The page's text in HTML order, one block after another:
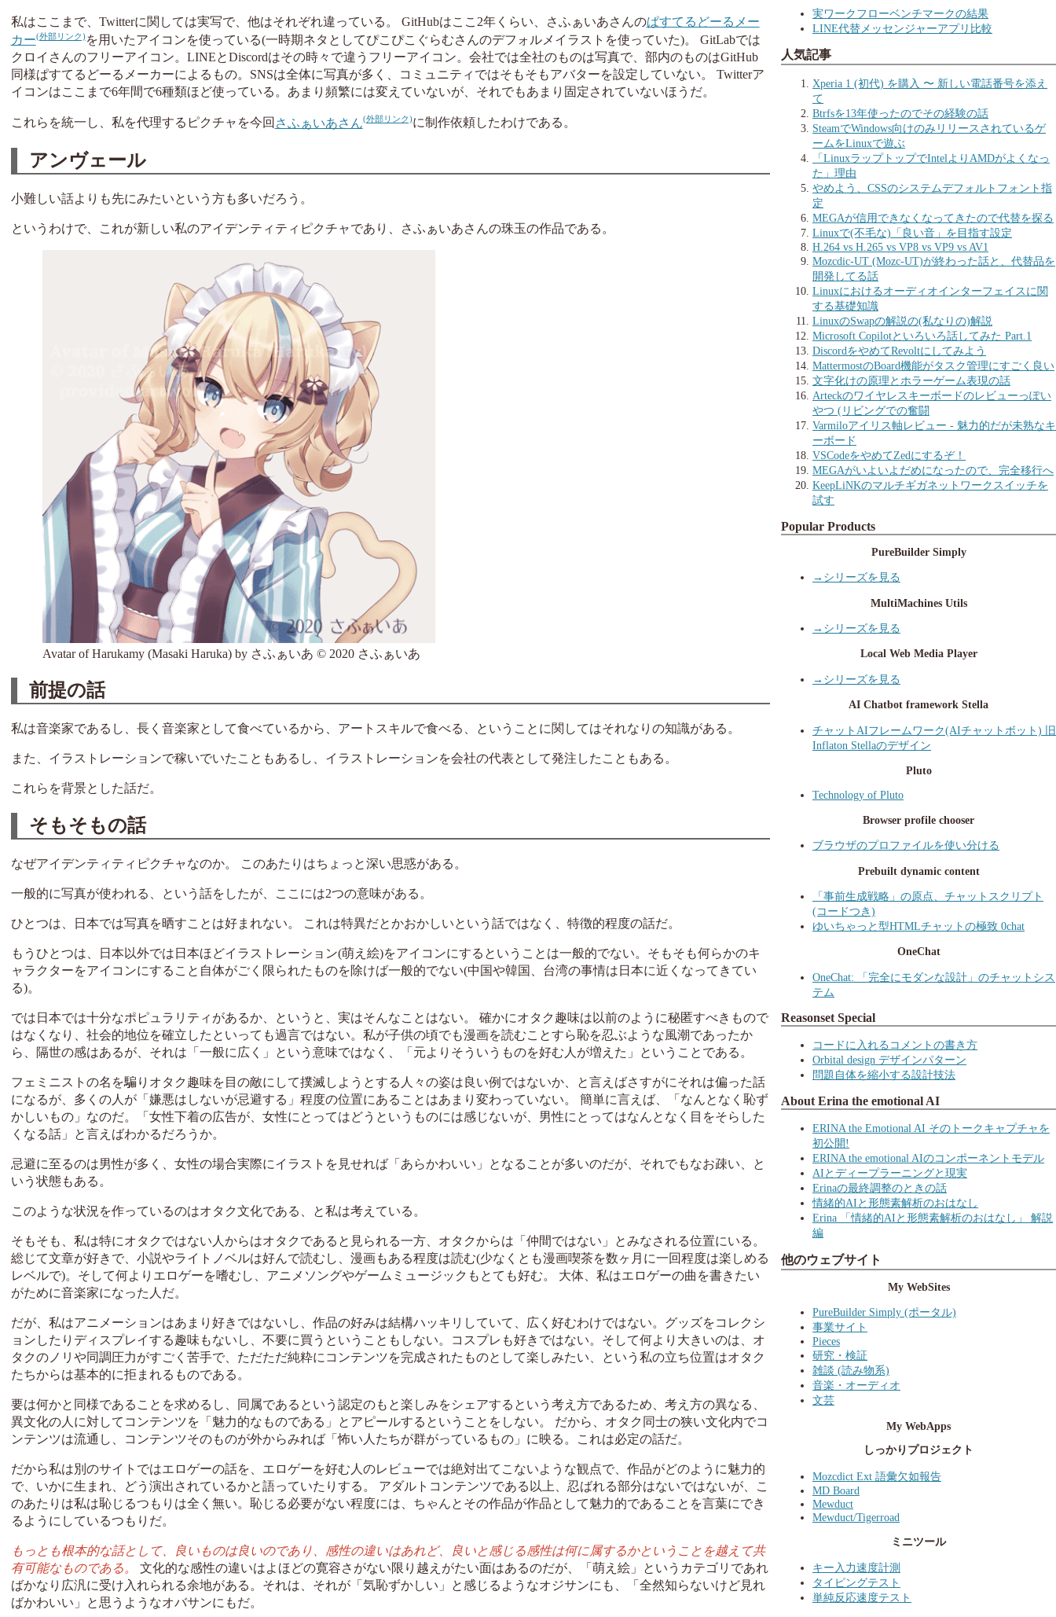
私はここまで、Twitterに関しては実写で、他はそれぞれ違っている。 GitHubはここ2年くらい、さふぁいあさんのぱすてるどーるメー
カー
を用いたアイコンを使っている(一時期ネタとしてぴこぴこぐらむさんのデフォルメイラストを使っていた)。 GitLabでは
クロイさんのフリーアイコン。LINEとDiscordはその時々で違うフリーアイコン。会社では全社のものは写真で、部内のものはGitHub
同様ぱすてるどーるメーカーによるもの。SNSは全体に写真が多く、コミュニティではそもそもアバターを設定していない。 Twitterア
イコンはここまで6年間で6種類ほど使っている。あまり頻繁には変えていないが、それでもあまり固定されていないほうだ。
これらを統一し、私を代理するピクチャを今回 さふぁいあさん に制作依頼したわけである。
アンヴェール
小難しい話よりも先にみたいという方も多いだろう。
というわけで、これが新しい私のアイデンティティピクチャであり、さふぁいあさんの珠玉の作品である。
Avatar of Harukamy (Masaki Haruka) by さふぁいあ © 2020 さふぁいあ
前提の話
私は音楽家であるし、長く音楽家として食べているから、アートスキルで食べる、ということに関してはそれなりの知識がある。
また、イラストレーションで稼いでいたこともあるし、イラストレーションを会社の代表として発注したこともある。
これらを背景とした話だ。
そもそもの話
なぜアイデンティティピクチャなのか。 このあたりはちょっと深い思惑がある。
一般的に写真が使われる、という話をしたが、ここには2つの意味がある。
ひとつは、日本では写真を晒すことは好まれない。 これは特異だとかおかしいという話ではなく、特徴的程度の話だ。
もうひとつは、日本以外では日本ほどイラストレーション(萌え絵)をアイコンにするということは一般的でない。そもそも何らかのキ
ャラクターをアイコンにすること自体がごく限られたものを除けば一般的でない(中国や韓国、台湾の事情は日本に近くなってきてい
る)。
では日本では十分なポピュラリティがあるか、というと、実はそんなことはない。 確かにオタク趣味は以前のように秘匿すべきもので
はなくなり、社会的地位を確立したといっても過言ではない。私が子供の頃でも漫画を読むことすら恥を忍ぶような風潮であったか
ら、隔世の感はあるが、それは「一般に広く」という意味ではなく、「元よりそういうものを好む人が増えた」ということである。
フェミニストの名を騙りオタク趣味を目の敵にして撲滅しようとする人々の姿は良い例ではないか、と言えばさすがにそれは偏った話
になるが、多くの人が「嫌悪はしないが忌避する」程度の位置にあることはあまり変わっていない。 簡単に言えば、「なんとなく恥ず
かしいもの」なのだ。「女性下着の広告が、女性にとってはどうというものには感じないが、男性にとってはなんとなく目をそらした
くなる話」と言えばわかるだろうか。
忌避に至るのは男性が多く、女性の場合実際にイラストを見せれば「あらかわいい」となることが多いのだが、それでもなお疎い、と
いう状態もある。
このような状況を作っているのはオタク文化である、と私は考えている。
そもそも、私は特にオタクではない人からはオタクであると見られる一方、オタクからは「仲間ではない」とみなされる位置にいる。
総じて文章が好きで、小説やライトノベルは好んで読むし、漫画もある程度は読む(少なくとも漫画喫茶を数ヶ月に一回程度は楽しめる
レベルで)。そして何よりエロゲーを嗜むし、アニメソングやゲームミュージックもとても好む。 大体、私はエロゲーの曲を書きたい
がために音楽家になった人だ。
だが、私はアニメーションはあまり好きではないし、作品の好みは結構ハッキリしていて、広く好むわけではない。グッズをコレクシ
ョンしたりディスプレイする趣味もないし、不要に買うということもしない。コスプレも好きではない。そして何より大きいのは、オ
タクのノリや同調圧力がすごく苦手で、ただただ純粋にコンテンツを完成されたものとして楽しみたい、という私の立ち位置はオタク
たちからは基本的に拒まれるものである。
要は何かと同様であることを求めるし、同属であるという認定のもと楽しみをシェアするという考え方であるため、考え方の異なる、
異文化の人に対してコンテンツを「魅力的なものである」とアピールするということをしない。 だから、オタク同士の狭い文化内でコ
ンテンツは流通し、コンテンツそのものが外からみれば「怖い人たちが群がっているもの」に映る。これは必定の話だ。
だから私は別のサイトではエロゲーの話を、エロゲーを好む人のレビューでは絶対出てこないような観点で、作品がどのように魅力的
で、いかに生まれ、どう演出されているかと語っていたりする。 アダルトコンテンツである以上、忍ばれる部分はないではないが、こ
のあたりは私は恥じるつもりは全く無い。恥じる必要がない程度には、ちゃんとその作品が作品として魅力的であることを言葉にでき
るようにしているつもりだ。
もっとも根本的な話として、良いものは良いのであり、感性の違いはあれど、良いと感じる感性は何に属するかということを越えて共
有可能なものである。
文化的な感性の違いはよほどの寛容さがない限り越えがたい面はあるのだが、「萌え絵」というカテゴリであれ
ばかなり広汎に受け入れられる余地がある。それは、それが「気恥ずかしい」と感じるようなオジサンにも、「全然知らないけど見れ
ばかわいい」と思うようなオバサンにもだ。
実ワークフローベンチマークの結果
LINE代替メッセンジャーアプリ比較
人気記事
Xperia 1 (初代) を購入 〜 新しい電話番号を添え
て
Btrfsを13年使ったのでその経験の話
SteamでWindows向けのみリリースされているゲ
ームをLinuxで遊ぶ
「LinuxラップトップでIntelよりAMDがよくなっ
た」理由
やめよう、CSSのシステムデフォルトフォント指
定
MEGAが信用できなくなってきたので代替を探る
Linuxで(不毛な)「良い音」を目指す設定
H.264 vs H.265 vs VP8 vs VP9 vs AV1
Mozcdic-UT (Mozc-UT)が終わった話と、代替品を
開発してる話
Linuxにおけるオーディオインターフェイスに関
する基礎知識
LinuxのSwapの解説の(私なりの)解説
Microsoft Copilotといろいろ話してみた Part.1
DiscordをやめてRevoltにしてみよう
MattermostのBoard機能がタスク管理にすごく良い
文字化けの原理とホラーゲーム表現の話
Arteckのワイヤレスキーボードのレビューっぽい
やつ (リビングでの奮闘
Varmiloアイリス軸レビュー - 魅力的だが未熟なキ
ーボード
VSCodeをやめてZedにするぞ！
MEGAがいよいよだめになったので、完全移行へ
KeepLiNKのマルチギガネットワークスイッチを
試す
Popular Products
PureBuilder Simply
→シリーズを見る
MultiMachines Utils
→シリーズを見る
Local Web Media Player
→シリーズを見る
AI Chatbot framework Stella
チャットAIフレームワーク(AIチャットボット) 旧
Inflaton Stellaのデザイン
Pluto
Technology of Pluto
Browser profile chooser
ブラウザのプロファイルを使い分ける
Prebuilt dynamic content
「事前生成戦略」の原点、チャットスクリプト
(コードつき)
ゆいちゃっと型HTMLチャットの極致 0chat
OneChat
OneChat: 「完全にモダンな設計」のチャットシス
テム
Reasonset Special
コードに入れるコメントの書き方
Orbital design デザインパターン
問題自体を縮小する設計技法
About Erina the emotional AI
ERINA the Emotional AI そのトークキャプチャを
初公開!
ERINA the emotional AIのコンポーネントモデル
AIとディープラーニングと現実
Erinaの最終調整のときの話
情緒的AIと形態素解析のおはなし
Erina 「情緒的AIと形態素解析のおはなし」 解説
編
他のウェブサイト
My WebSites
PureBuilder Simply (ポータル)
事業サイト
Pieces
研究・検証
雑談 (読み物系)
音楽・オーディオ
文芸
My WebApps
しっかりプロジェクト
Mozcdict Ext 語彙欠如報告
MD Board
Mewduct
Mewduct/Tigerroad
ミニツール
キー入力速度計測
タイピングテスト
単純反応速度テスト